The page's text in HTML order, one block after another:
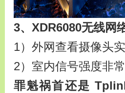
3、XDR6080无线网
1）外网查看摄像头
2）室内信号强度非
罪魁祸首还是